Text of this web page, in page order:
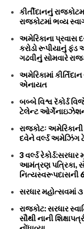
કીર્તીદાનનું
રાજકોટમાં ભવ્ય
અમેરિકાના પ્રવાસ
કરોડો રૂપીયાનું ફંડ
ગઢવીનું સોમવારે
અમેરિકામાં
એનાયત
બબ્બે વિશ્વ રૅકોર્ડ
ટેલેન્ટ
રાજકોટઃ
દવેને વર્લ્ડ અમેઝિંગ
3 વર્લ્ડ
આમંત્રણ પત્રિકા,
નિત્યસ્વરૂપદાસની
સરધાર મહોત્સવમાં ૩
રાજકોટ: સરધાર
સૌથી નાની